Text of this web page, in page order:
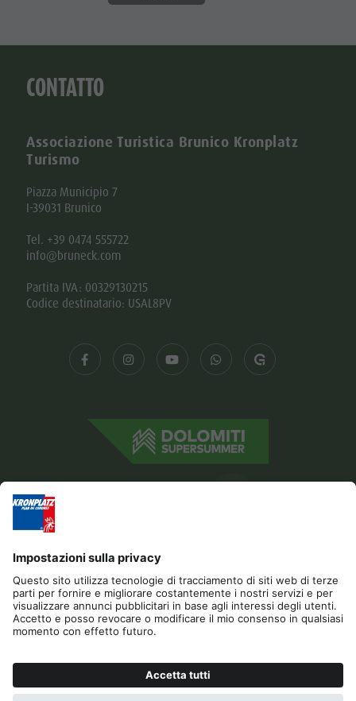
RICHIESTA
CONTATTO
Associazione Turistica Brunico Kronplatz
Turismo
Piazza Municipio 7
I-39031 Brunico
Tel. +39 0474 555722
info@bruneck.com
Partita IVA: 00329130215
Codice destinatario: USAL8PV
Editoria Privacy Dichiarazione di accessibilità